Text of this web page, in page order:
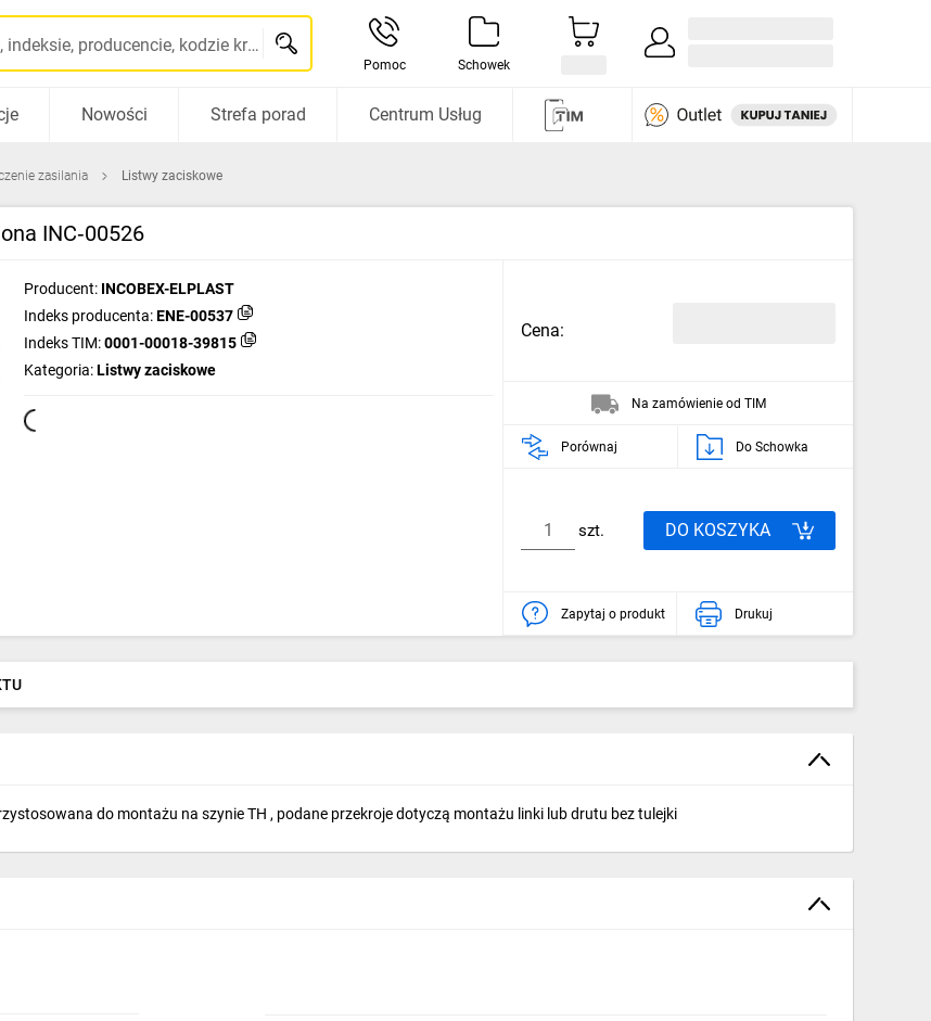
Szukaj po nazwie, indeksie, producencie, kodzie kreskowym...
Pomoc Schowek
Nowości Strefa porad Centrum Usług
zasilania Listwy zaciskowe
INC‑00526
Producent: INCOBEX-ELPLAST
Indeks producenta:ENE-00537
Indeks TIM:0001-00018-39815
Kategoria:Listwy zaciskowe
Cena:
Na zamówienie od TIM
Porównaj Do Schowka
szt. DO KOSZYKA
Zapytaj o produkt Drukuj
do montażu na szynie TH , podane przekroje dotyczą montażu linki lub drutu bez tulejki